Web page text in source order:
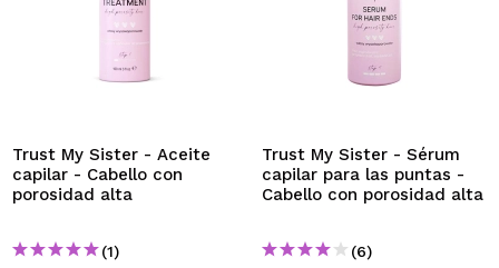
Trust My Sister - Aceite
capilar - Cabello con
porosidad alta
(1)
Trust My Sister - Sérum
capilar para las puntas -
Cabello con porosidad alta
(6)